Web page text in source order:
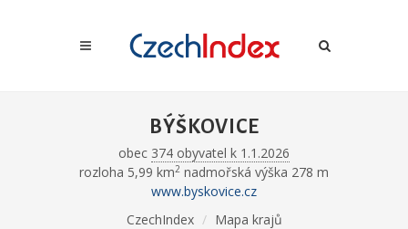
BÝŠKOVICE
obec 374 obyvatel k 1.1.2026
rozloha 5,99 km2 nadmořská výška 278 m
www.byskovice.cz
CzechIndex
Mapa krajů